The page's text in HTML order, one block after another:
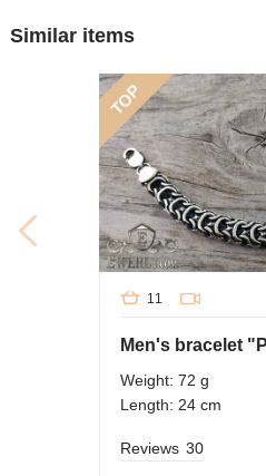
Similar items
TOP
11
Weight: 72 g
Length: 24 cm
Reviews 30